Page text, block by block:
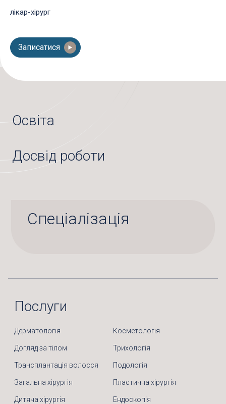
лікар-хірург
Записатися
Освіта
Досвід роботи
Спеціалізація
Послуги
Дерматологія Косметологія
Догляд за тілом Трихологія
Трансплантація волосся Подологія
Загальна хірургія Пластична хірургія
Дитяча хірургія Ендоскопія